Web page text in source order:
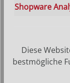
Produkt
Shopware
Diese
bestmögliche